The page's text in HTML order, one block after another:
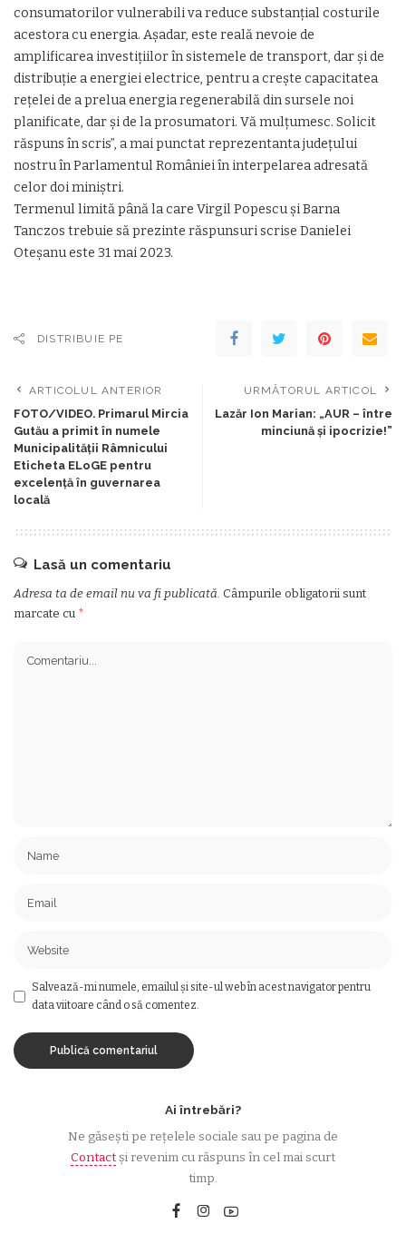
consumatorilor vulnerabili va reduce substanţial costurile
acestora cu energia. Așadar, este reală nevoie de
amplificarea investiţiilor în sistemele de transport, dar şi de
distribuţie a energiei electrice, pentru a creşte capacitatea
reţelei de a prelua energia regenerabilă din sursele noi
planificate, dar şi de la prosumatori. Vă mulțumesc. Solicit
răspuns în scris”, a mai punctat reprezentanta județului
nostru în Parlamentul României în interpelarea adresată
celor doi miniștri.
Termenul limită până la care Virgil Popescu și Barna
Tanczos trebuie să prezinte răspunsuri scrise Danielei
Oteșanu este 31 mai 2023.
DISTRIBUIE PE
ARTICOLUL ANTERIOR
FOTO/VIDEO. Primarul Mircia
Gutău a primit în numele
Municipalității Râmnicului
Eticheta ELoGE pentru
excelență în guvernarea
locală
URMĂTORUL ARTICOL
Lazăr Ion Marian: „AUR – între
minciună și ipocrizie!”
Lasă un comentariu
Adresa ta de email nu va fi publicată. Câmpurile obligatorii sunt
marcate cu *
Salvează-mi numele, emailul și site-ul web în acest navigator pentru
data viitoare când o să comentez.
Ai întrebări?
Ne găsești pe rețelele sociale sau pe pagina de
Contactși revenim cu răspuns în cel mai scurt
timp.